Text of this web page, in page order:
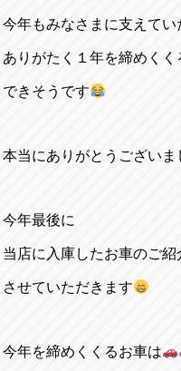
今年もみなさまに支えてい
ありがたく１年を締めくく
できそうです
本当にありがとうござい
今年最後に
当店に入庫したお車のご紹
させていただきます
今年を締めくくるお車は